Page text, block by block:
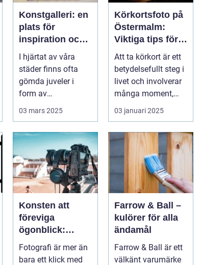
Konstgalleri: en
plats för
inspiration och
kreativ
upplevelse
I hjärtat av våra
städer finns ofta
gömda juveler i
form av
03 mars 2025
Körkortsfoto på
Östermalm:
Viktiga tips för
en perfekt bild
Att ta körkort är ett
betydelsefullt steg i
livet och involverar
många moment,
inte ...
03 januari 2025
Konsten att
föreviga
ögonblick:
Fotografens
värld
Fotografi är mer än
bara ett klick med
Farrow & Ball –
kulörer för alla
ändamål
Farrow & Ball är ett
välkänt varumärke